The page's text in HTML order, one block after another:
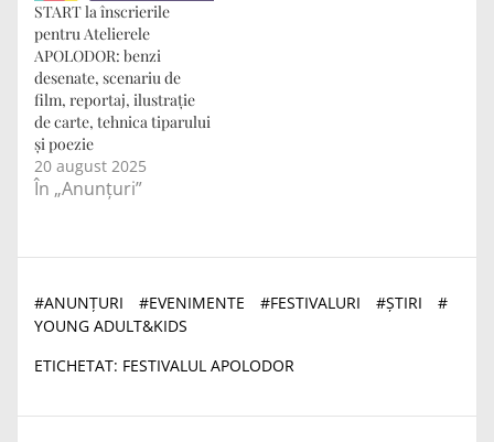
START la înscrierile
pentru Atelierele
APOLODOR: benzi
desenate, scenariu de
film, reportaj, ilustrație
de carte, tehnica tiparului
și poezie
20 august 2025
În „Anunțuri”
#ANUNȚURI #EVENIMENTE #FESTIVALURI #ȘTIRI
#
YOUNG ADULT&KIDS
ETICHETAT: FESTIVALUL APOLODOR